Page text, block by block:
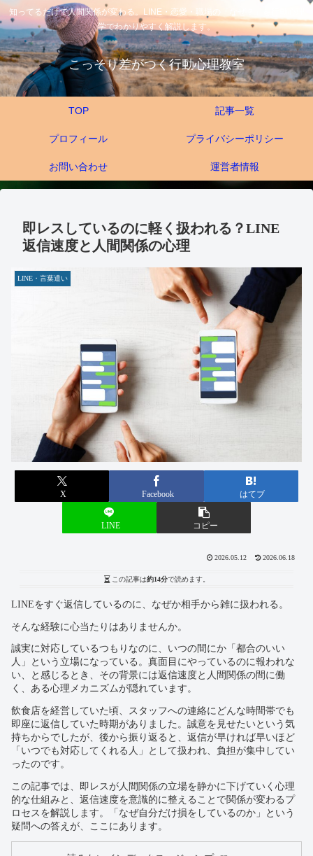
知ってるだけで人間関係が変わる。LINE・恋愛・職場の「なぜ？」を行動心理
学でわかりやすく解説します。
こっそり差がつく行動心理教室
TOP 記事一覧
プロフィール プライバシーポリシー
お問い合わせ 運営者情報
即レスしているのに軽く扱われる？LINE
返信速度と人間関係の心理
LINE・言葉遣い
X Facebook はてブ
LINE コピー
2026.05.12 2026.06.18
この記事は約14分で読めます。
LINEをすぐ返信しているのに、なぜか相手から雑に扱われる。
そんな経験に心当たりはありませんか。
誠実に対応しているつもりなのに、いつの間にか「都合のいい
人」という立場になっている。真面目にやっているのに報われな
い、と感じるとき、その背景には返信速度と人間関係の間に働
く、ある心理メカニズムが隠れています。
飲食店を経営していた頃、スタッフへの連絡にどんな時間帯でも
即座に返信していた時期がありました。誠意を見せたいという気
持ちからでしたが、後から振り返ると、返信が早ければ早いほど
「いつでも対応してくれる人」として扱われ、負担が集中してい
ったのです。
この記事では、即レスが人間関係の立場を静かに下げていく心理
的な仕組みと、返信速度を意識的に整えることで関係が変わるプ
ロセスを解説します。「なぜ自分だけ損をしているのか」という
疑問への答えが、ここにあります。